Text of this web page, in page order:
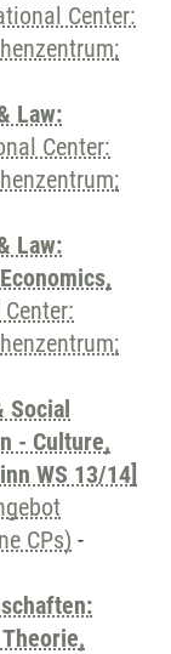
Center:
Law:
Center:
Law:
Social
- Culture,
WS 13/14]
CPs) -